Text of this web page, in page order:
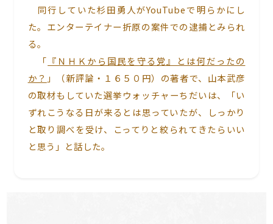
同行していた杉田勇人がYouTubeで明らかにし
た。エンターテイナー折原の案件での逮捕とみられ
る。
「 『ＮＨＫから国民を守る党』とは何だったの
か？ 」（新評論・１６５０円）の著者で、山本武彦
の取材もしていた選挙ウォッチャーちだいは、「い
ずれこうなる日が来るとは思っていたが、しっかり
と取り調べを受け、こってりと絞られてきたらいい
と思う」と話した。